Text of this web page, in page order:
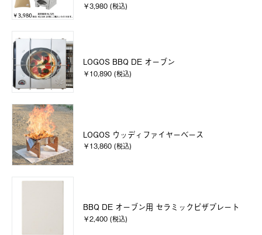
￥3,980 (税込)
LOGOS BBQ DE オーブン
￥10,890 (税込)
LOGOS ウッディファイヤーベース
￥13,860 (税込)
BBQ DE オーブン用 セラミックピザプレート
￥2,400 (税込)